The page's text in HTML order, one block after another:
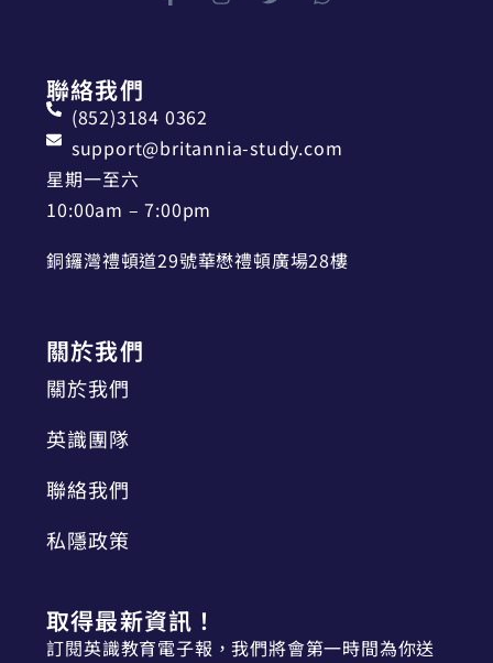
聯絡我們
(852)3184 0362
support@britannia-study.com
星期一至六
10:00am – 7:00pm
銅鑼灣禮頓道29號華懋禮頓廣場28樓
關於我們
關於我們
英識團隊
聯絡我們
私隱政策
取得最新資訊！
訂閱英識教育電子報，我們將會第一時間為你送